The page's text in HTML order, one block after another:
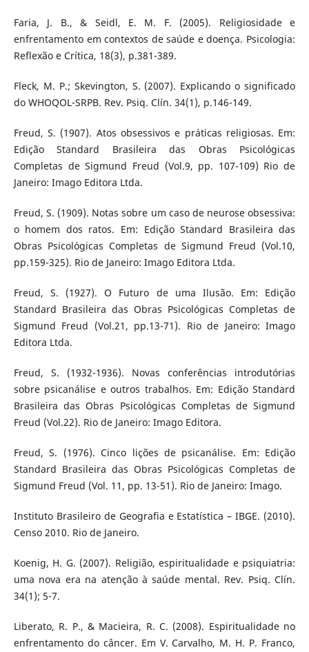
Faria, J. B., & Seidl, E. M. F. (2005). Religiosidade e
enfrentamento em contextos de saúde e doença. Psicologia:
Reflexão e Crítica, 18(3), p.381-389.
Fleck, M. P.; Skevington, S. (2007). Explicando o significado
do WHOQOL-SRPB. Rev. Psiq. Clín. 34(1), p.146-149.
Freud, S. (1907). Atos obsessivos e práticas religiosas. Em:
Edição Standard Brasileira das Obras Psicológicas
Completas de Sigmund Freud (Vol.9, pp. 107-109) Rio de
Janeiro: Imago Editora Ltda.
Freud, S. (1909). Notas sobre um caso de neurose obsessiva:
o homem dos ratos. Em: Edição Standard Brasileira das
Obras Psicológicas Completas de Sigmund Freud (Vol.10,
pp.159-325). Rio de Janeiro: Imago Editora Ltda.
Freud, S. (1927). O Futuro de uma Ilusão. Em: Edição
Standard Brasileira das Obras Psicológicas Completas de
Sigmund Freud (Vol.21, pp.13-71). Rio de Janeiro: Imago
Editora Ltda.
Freud, S. (1932-1936). Novas conferências introdutórias
sobre psicanálise e outros trabalhos. Em: Edição Standard
Brasileira das Obras Psicológicas Completas de Sigmund
Freud (Vol.22). Rio de Janeiro: Imago Editora.
Freud, S. (1976). Cinco lições de psicanálise. Em: Edição
Standard Brasileira das Obras Psicológicas Completas de
Sigmund Freud (Vol. 11, pp. 13-51). Rio de Janeiro: Imago.
Instituto Brasileiro de Geografia e Estatística – IBGE. (2010).
Censo 2010. Rio de Janeiro.
Koenig, H. G. (2007). Religião, espiritualidade e psiquiatria:
uma nova era na atenção à saúde mental. Rev. Psiq. Clín.
34(1); 5-7.
Liberato, R. P., & Macieira, R. C. (2008). Espiritualidade no
enfrentamento do câncer. Em V. Carvalho, M. H. P. Franco,